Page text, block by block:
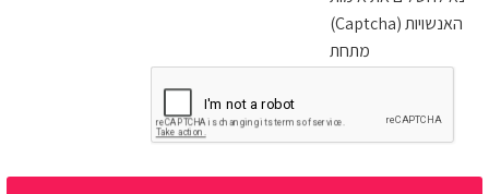
האנשויות (Captcha)
מתחת